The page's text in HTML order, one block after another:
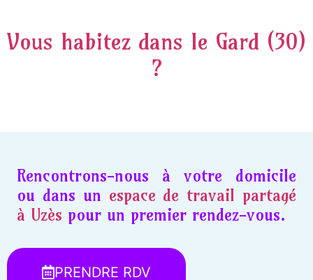
Vous habitez dans le Gard (30)
?
Rencontrons-nous à votre domicile
ou dans un espace de travail partagé
à Uzès pour un premier rendez-vous.
PRENDRE RDV